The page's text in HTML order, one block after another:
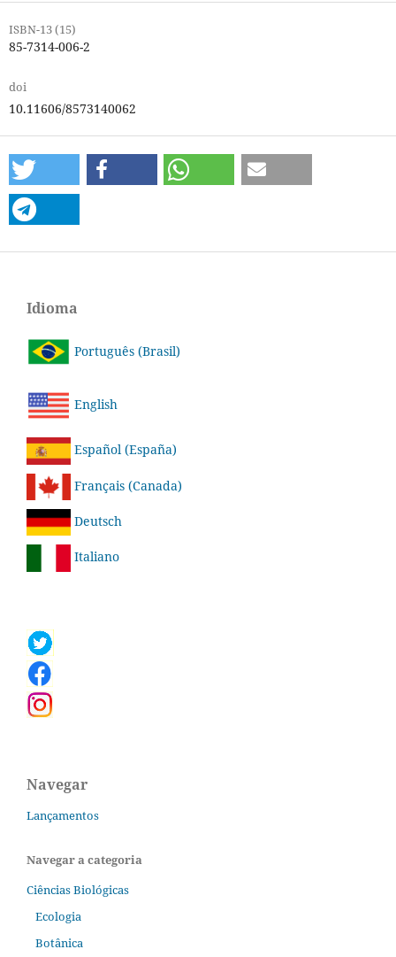
ISBN-13 (15)
85-7314-006-2
doi
10.11606/8573140062
Idioma
Português (Brasil)
English
Español (España)
Français (Canada)
Deutsch
Italiano
Navegar
Lançamentos
Navegar a categoria
Ciências Biológicas
Ecologia
Botânica